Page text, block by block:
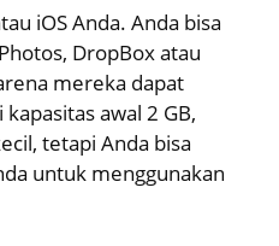
iOS Anda. Anda bisa
DropBox atau
mereka dapat
awal 2 GB,
tetapi Anda bisa
untuk menggunakan